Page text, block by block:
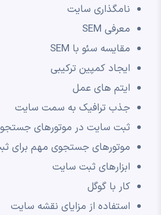
نامگذاری سایت
معرفی SEM
مقایسه سئو با SEM
ایجاد کمپین ترکیبی
ایتم های عمل
جذب ترافیک به سمت سایت
ثبت سایت در موتورهای جستجو
موتورهای جستجوی مهم برای
ابزارهای ثبت سایت
کار با گوگل
استفاده از مزایای نقشه سایت